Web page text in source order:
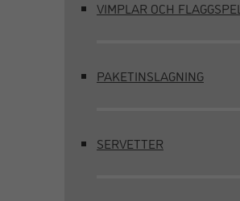
VIMPLAR OCH FLAGGSPEL
PAKETINSLAGNING
SERVETTER